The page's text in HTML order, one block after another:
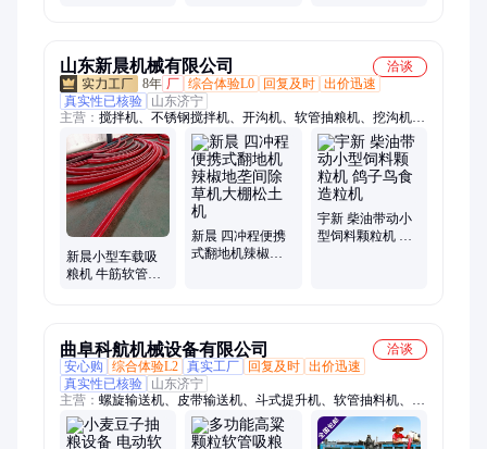
山东新晨机械有限公司
洽谈
8年 厂 综合体验L0 回复及时 出价迅速
真实性已核验
山东济宁
主营： 搅拌机、不锈钢搅拌机、开沟机、软管抽粮机、挖沟机、
微耕机、三轮打药机、四轮打药机、筛选机、开沟培土机、收谷
机、吸粮机、割晒机、播种机、木材粉碎机、碎草机、切菜机、
挖坑机、铡草机、干湿分离机、碾米机、豆扁机、不锈钢混合
机、汽油镐、链条开沟机、上料机
新晨小型车载吸
粮机 牛筋软管抽
新晨 四冲程便携
式翻地机辣椒地
宇新 柴油带动小
型饲料颗粒机 鸽
曲阜科航机械设备有限公司
洽谈
安心购
综合体验L2 真实工厂 回复及时 出价迅速
真实性已核验
山东济宁
主营： 螺旋输送机、皮带输送机、斗式提升机、软管抽料机、船
尾挂机、植树挖坑机、背负式吹风机、上料机、输送机、螺旋扒
料机、提升机